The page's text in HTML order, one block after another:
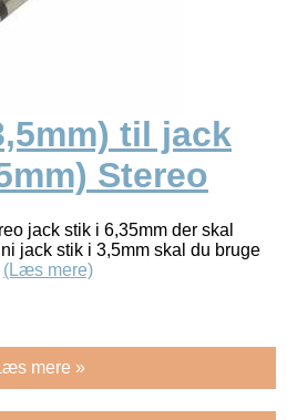
til jack
Stereo
jack stik i 6,35mm der skal
jack stik i 3,5mm skal du bruge
(Læs mere)
mere »